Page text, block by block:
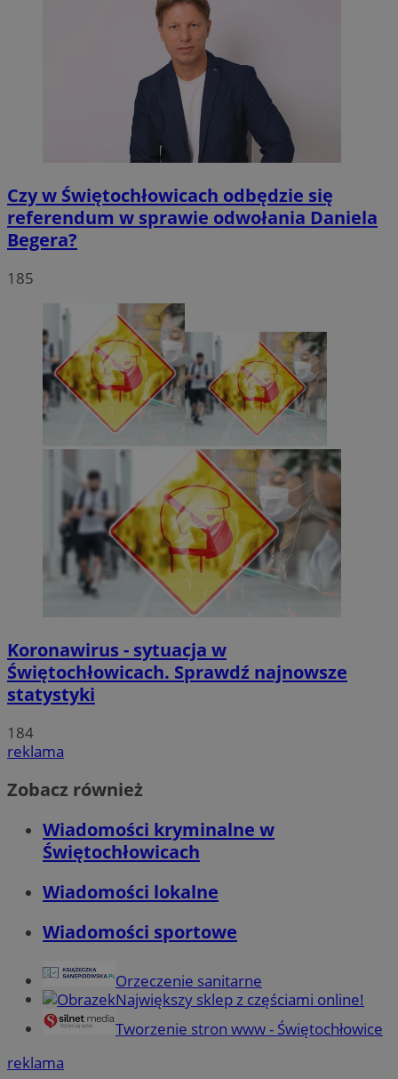
Czy w Świętochłowicach odbędzie się
referendum w sprawie odwołania Daniela
Begera?
185
Koronawirus - sytuacja w
Świętochłowicach. Sprawdź najnowsze
statystyki
184
reklama
Zobacz również
Wiadomości kryminalne w
Świętochłowicach
Wiadomości lokalne
Wiadomości sportowe
Orzeczenie sanitarne
Największy sklep z częściami online!
Tworzenie stron www - Świętochłowice
reklama